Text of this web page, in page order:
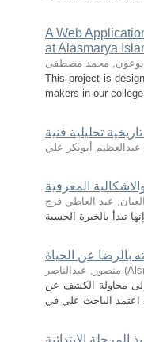
A Web
at Alasmarya
محمد مصطفى
This project is
makers in our
عبدالعظيم أبوبكر علي
المعرفية
العيان, عبد العاطي فرج
بالرضا عن الحياة
منصور, عبدالناصر (
إلى محاولة الكشف عن
الابتدائية